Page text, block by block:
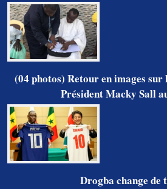
(04 photos) Retour en images sur
Président Macky Sall
Drogba change de